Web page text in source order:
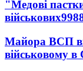
"Медові
військових
Майора ВСП
військовому